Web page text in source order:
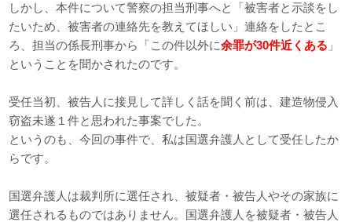
しかし、本件について警察の担当刑事へと「被害者と示談をし
たいため、被害者の連絡先を教えてほしい」連絡をしたとこ
ろ、担当の係長刑事から「この件以外に余罪が30件近くある 」
ということを聞かされたのです。
受任当初、被告人に接見して詳しく話を聞く前は、建造物侵入
窃盗未遂１件と思われた事案でした。
というのも、今回の事件で、私は国選弁護人として受任したか
らです。
国選弁護人は裁判所に選任され、被疑者・被告人やその家族に
選任されるものではありません。国選弁護人を被疑者・被告人